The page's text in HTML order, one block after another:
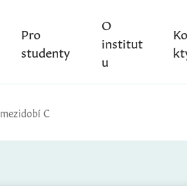
Pro
studenty
O
institut
u
C